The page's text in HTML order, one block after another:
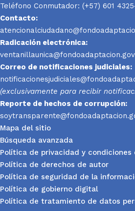
Teléfono Conmutador: (+57) 601
Contacto:
Radicación electrónica:
Correo de notificaciones judiciales:
(exclusivamente para recibir
Reporte de hechos de corrupción:
Mapa del sitio
Búsqueda avanzada
Política de privacidad y condiciones
Política de derechos de autor
Política de seguridad de la
Política de gobierno digital
Política de tratamiento de datos